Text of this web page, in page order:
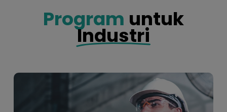
Program untuk
Industri
Learn